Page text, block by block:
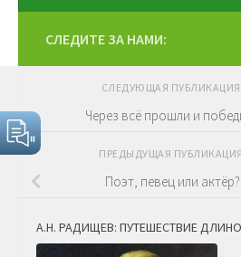
СЛЕДИТЕ ЗА НАМИ:
СЛЕДУЮЩАЯ ПУБЛИКАЦИЯ
Через всё прошли и
ПРЕДЫДУЩАЯ ПУБЛИКАЦИЯ
Поэт, певец или актёр?
А.Н. РАДИЩЕВ: ПУТЕШЕСТВИЕ